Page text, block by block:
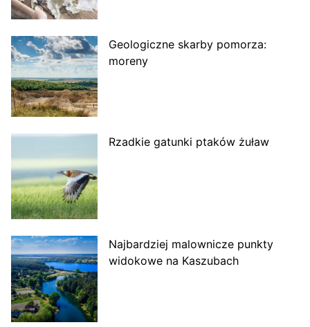
Geologiczne skarby pomorza:
moreny
Rzadkie gatunki ptaków żuław
Najbardziej malownicze punkty
widokowe na Kaszubach